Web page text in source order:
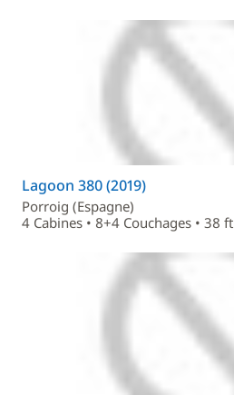
Lagoon 380 (2019)
Porroig (Espagne)
4 Cabines • 8+4 Couchages • 38 ft